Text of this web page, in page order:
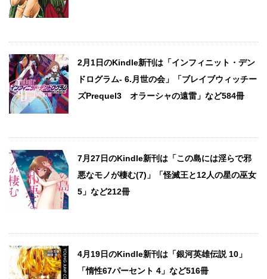
2月1日のKindle新刊は「インフィニット・デン
ドログラム- 6.月世の会」「ブレイブウィッチー
ズPrequel3 オラーシャの遠雷」など584冊
7月27日のKindle新刊は「この島には淫らで邪
悪なモノが棲む(7)」「怪滅王と12人の星の巫女
5」など212冊
4月19日のKindle新刊は「銀河英雄伝説 10」
「惰性67パーセント 4」など516冊